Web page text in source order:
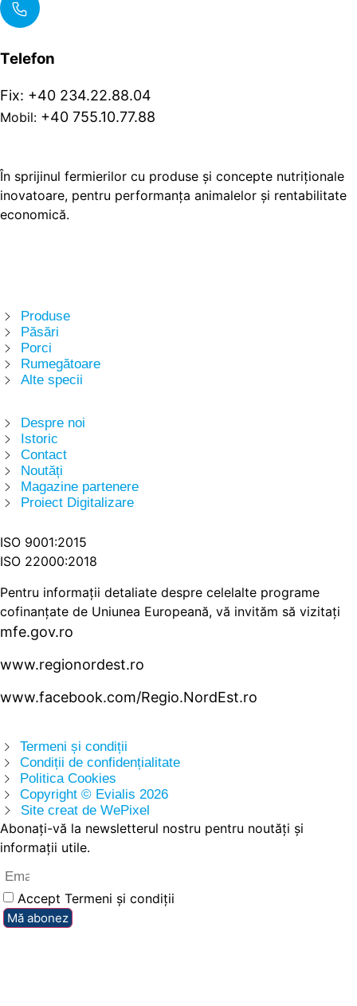
Telefon
Fix: +40 234.22.88.04
Mobil: +40 755.10.77.88
În sprijinul fermierilor cu produse și concepte nutriționale
inovatoare, pentru performanța animalelor și rentabilitate
economică.
Produse
Păsări
Porci
Rumegătoare
Alte specii
Despre noi
Istoric
Contact
Noutăți
Magazine partenere
Proiect Digitalizare
ISO 9001:2015
ISO 22000:2018
Pentru informații detaliate despre celelalte programe
cofinanțate de Uniunea Europeană, vă invităm să vizitați
mfe.gov.ro
www.regionordest.ro
www.facebook.com/Regio.NordEst.ro
Termeni și condiții
Condiții de confidențialitate
Politica Cookies
Copyright © Evialis 2026
Site creat de WePixel
Abonați-vă la newsletterul nostru pentru noutăți și
informații utile.
Accept Termeni și condiții
Mă abonez